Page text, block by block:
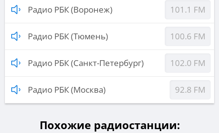
Радио РБК (Воронеж) 101.1 FM
Радио РБК (Тюмень) 100.6 FM
Радио РБК (Санкт-Петербург) 102.0 FM
Радио РБК (Москва) 92.8 FM
Похожие радиостанции: